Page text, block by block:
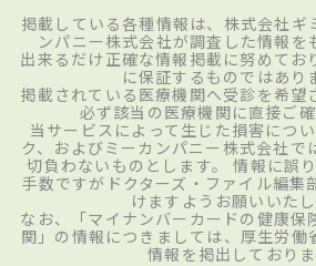
掲載している各種情報は、株式会社ギ
ンパニー株式会社が調査した情報を
出来るだけ正確な情報掲載に努めてお
に保証するものではあり
掲載されている医療機関へ受診を希望
必ず該当の医療機関に直接ご確
当サービスによって生じた損害につ
ク、およびミーカンパニー株式会社で
切負わないものとします。 情報に誤
手数ですがドクターズ・ファイル編集
けますようお願いいたし
なお、「マイナンバーカードの健康保
関」の情報につきましては、厚生労働
情報を掲出しておりま